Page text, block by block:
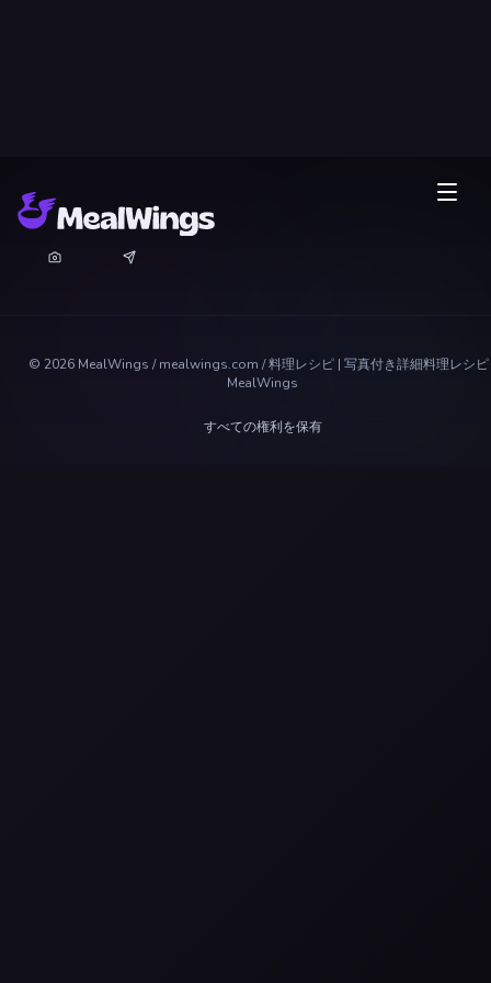
© 2026 MealWings / mealwings.com /料理レシピ | 写真付き詳細料理レシ
MealWings
すべての権利を保有